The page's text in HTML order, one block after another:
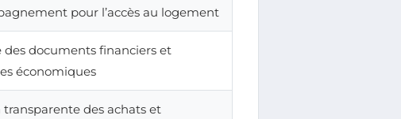
pour l’accès au logement
des documents financiers et
économiques
transparente des achats et